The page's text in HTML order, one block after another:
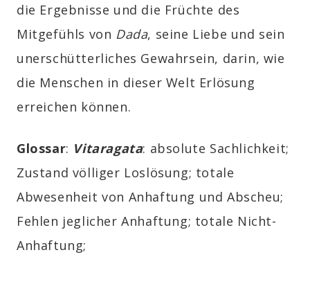
die Ergebnisse und die Früchte des
Mitgefühls von Dada, seine Liebe und sein
unerschütterliches Gewahrsein, darin, wie
die Menschen in dieser Welt Erlösung
erreichen können.
Glossar: Vitaragata: absolute Sachlichkeit;
Zustand völliger Loslösung; totale
Abwesenheit von Anhaftung und Abscheu;
Fehlen jeglicher Anhaftung; totale Nicht-
Anhaftung;